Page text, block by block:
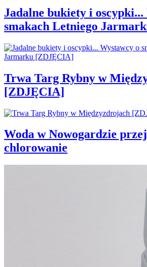
Jadalne bukiety i oscypki...
smakach Letniego
Trwa Targ Rybny w
[ZDJĘCIA]
Woda w Nowogardzie
chlorowanie